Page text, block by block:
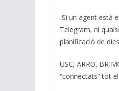
Si un agent està
Telegram, ni
planificació de
USC, ARRO,
“connectats” tot